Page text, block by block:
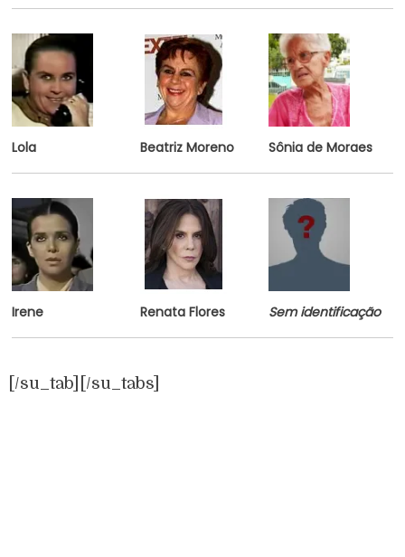
Lola Beatriz Moreno Sônia de Moraes
Irene Renata Flores Sem identificação
[/su_tab][/su_tabs]